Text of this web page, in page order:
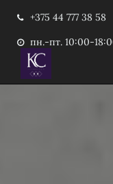
+375 44 777 38 58
пн.-пт. 10:00-